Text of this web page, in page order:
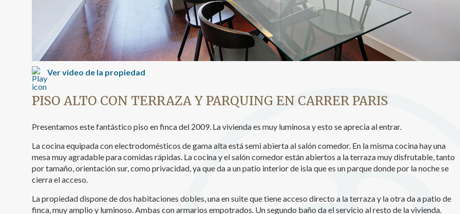
Ver video de la propiedad
PISO ALTO CON TERRAZA Y PARQUING EN CARRER PARIS
Presentamos este fantástico piso en finca del 2009. La vivienda es muy luminosa y esto se aprecia al entrar.
La cocina equipada con electrodomésticos de gama alta está semi abierta al salón comedor. En la misma cocina hay una
mesa muy agradable para comidas rápidas. La cocina y el salón comedor están abiertos a la terraza muy disfrutable, tanto
por tamaño, orientación sur, como privacidad, ya que da a un patio interior de isla que es un parque donde por la noche se
cierra el acceso.
La propiedad dispone de dos habitaciones dobles, una en suite que tiene acceso directo a la terraza y la otra da a patio de
finca, muy amplio y luminoso. Ambas con armarios empotrados. Un segundo baño da el servicio al resto de la vivienda.
Técnicas y funcionales
Este sitio web utiliza Cookies propias para recopilar información con la finalidad
mejorar nuestros servicios. Si continua navegando, supone la aceptación de la
instalación de las mismas. El usuario tiene la posibilidad de configurar su
pudiendo, si así lo desea, impedir que sean instaladas en su disco duro,
deberá tener en cuenta que dicha acción podrá ocasionar dificultades de
Analíticas y personalización
medición de la actividad de la web para la elaboración de perfiles de
que hacen los usuarios del servicio. Permiten guardar la información de
del usuario para mejorar la calidad de nuestros servicios y para ofrecer una
experiencia a través de productos recomendados.
Estas cookies son utilizadas para almacenar información sobre las